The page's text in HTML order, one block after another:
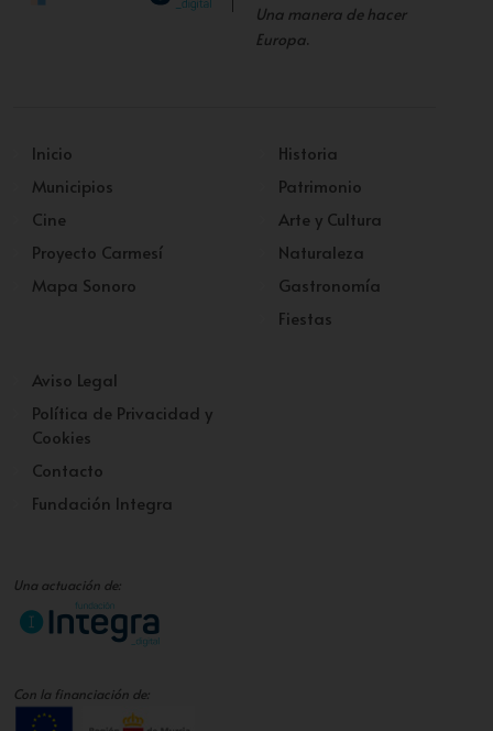
Una manera de hacer
Europa.
Inicio
Municipios
Cine
Proyecto Carmesí
Mapa Sonoro
Historia
Patrimonio
Arte y Cultura
Naturaleza
Gastronomía
Fiestas
Aviso Legal
Política de Privacidad y
Cookies
Contacto
Fundación Integra
Una actuación de:
Con la financiación de: